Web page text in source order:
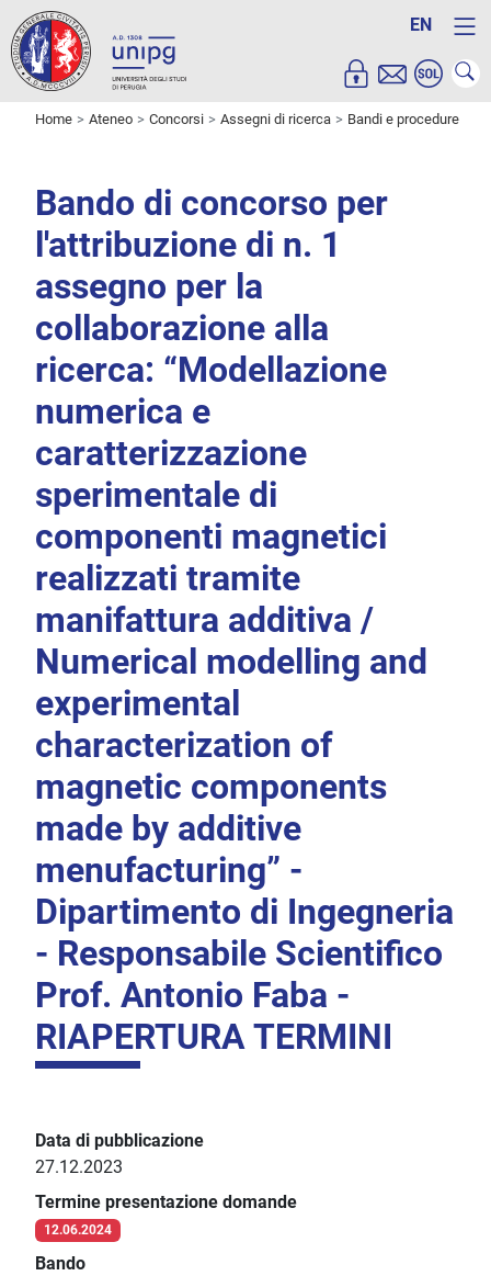
EN
Home Ateneo Concorsi Assegni di ricerca Bandi e procedure
Bando di concorso per
l'attribuzione di n. 1
assegno per la
collaborazione alla
ricerca: “Modellazione
numerica e
caratterizzazione
sperimentale di
componenti magnetici
realizzati tramite
manifattura additiva /
Numerical modelling and
experimental
characterization of
magnetic components
made by additive
menufacturing” -
Dipartimento di Ingegneria
- Responsabile Scientifico
Prof. Antonio Faba -
RIAPERTURA TERMINI
Data di pubblicazione
27.12.2023
Termine presentazione domande
12.06.2024
Bando